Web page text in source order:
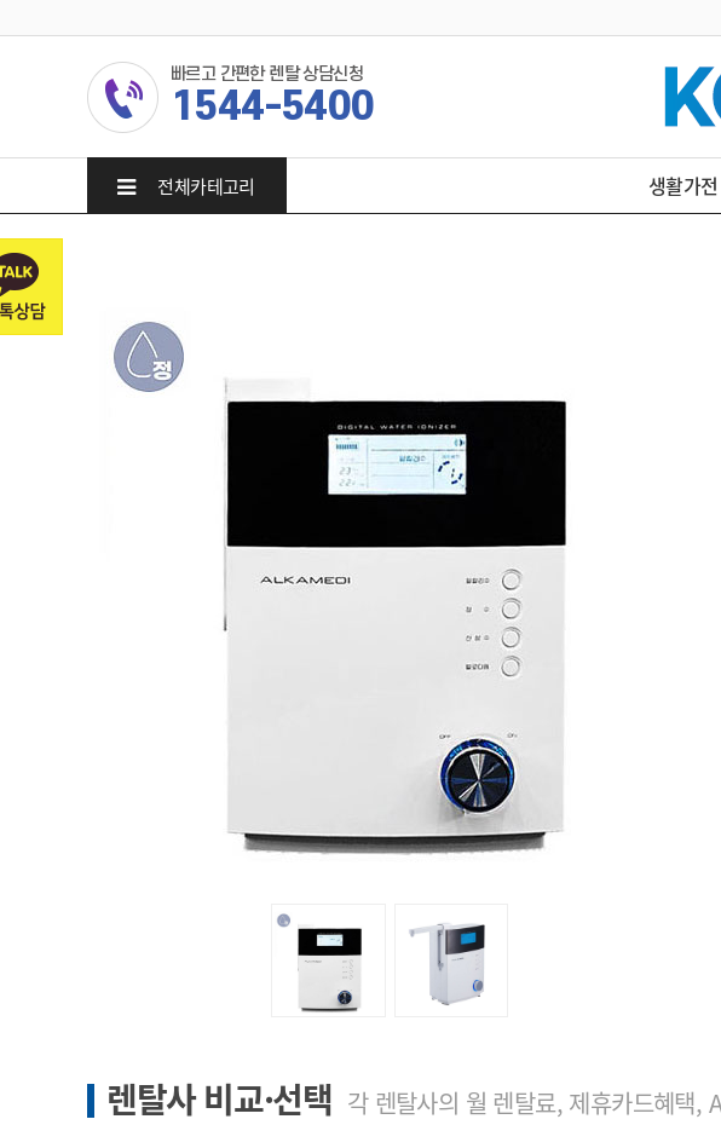
빠르고 간편한 렌탈 상담신청
1544-5400
전체카테고리 생활가전
렌탈사 비교·선택 각 렌탈사의 월 렌탈료, 제휴카드혜택,